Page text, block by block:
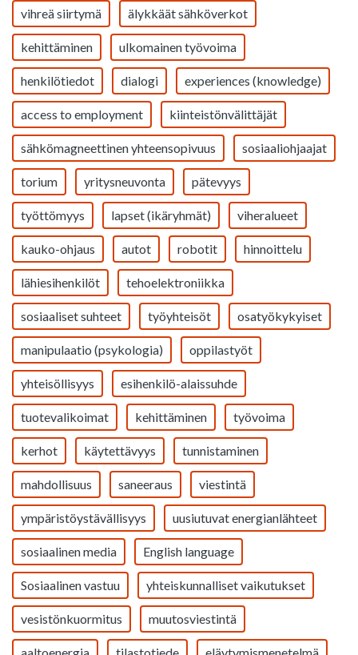
vihreä siirtymä älykkäät sähköverkot
kehittäminen ulkomainen työvoima
henkilötiedot dialogi experiences (knowledge)
access to employment kiinteistönvälittäjät
sähkömagneettinen yhteensopivuus sosiaaliohjaajat
torium yritysneuvonta pätevyys
työttömyys lapset (ikäryhmät) viheralueet
kauko-ohjaus autot robotit hinnoittelu
lähiesihenkilöt tehoelektroniikka
sosiaaliset suhteet työyhteisöt osatyökykyiset
manipulaatio (psykologia) oppilastyöt
yhteisöllisyys esihenkilö-alaissuhde
tuotevalikoimat kehittäminen työvoima
kerhot käytettävyys tunnistaminen
mahdollisuus saneeraus viestintä
ympäristöystävällisyys uusiutuvat energianlähteet
sosiaalinen media English language
Sosiaalinen vastuu yhteiskunnalliset vaikutukset
vesistönkuormitus muutosviestintä